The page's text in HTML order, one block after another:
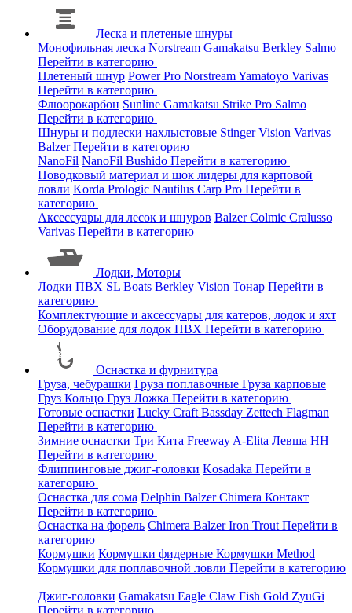
Леска и плетеные шнуры
Монофильная леска Norstream Gamakatsu Berkley Salmo
Перейти в категорию
Плетеный шнур Power Pro NorstreamYamatoyo Varivas
Перейти в категорию
Флюорокарбон Sunline Gamakatsu Strike Pro Salmo
Перейти в категорию
Шнуры и подлески нахлыстовые StingerVision Varivas
BalzerПерейти в категорию
NanoFil NanoFil Bushido Перейти в категорию
Поводковый материал и шок лидеры для карповой
ловли Korda Prologic Nautilus Carp Pro Перейти в
категорию
Аксессуары для лесок и шнуров BalzerColmic Cralusso
Varivas Перейти в категорию
Лодки, Моторы
Лодки ПВХ SL Boats Berkley Vision Тонар Перейти в
категорию
Комплектующие и аксессуары для катеров, лодок и яхт
Оборудование для лодок ПВХ Перейти в категорию
Оснастка и фурнитура
Груза, чебурашки Груза поплавочные Груза карповые
Груз Кольцо Груз Ложка Перейти в категорию
Готовые оснастки Lucky Craft Bassday Zettech Flagman
Перейти в категорию
Зимние оснастки Три Кита Freeway A-Elita Левша НН
Перейти в категорию
Флиппинговые джиг-головки Kosadaka Перейти в
категорию
Оснастка для сома Delphin BalzerChimera Контакт
Перейти в категорию
Оснастка на форель Chimera BalzerIron Trout Перейти в
категорию
Кормушки Кормушки фидерные Кормушки Method
Кормушки для поплавочной ловли Перейти в категорию
Джиг-головки Gamakatsu Eagle Claw Fish Gold ZyuGi
Перейти в категорию